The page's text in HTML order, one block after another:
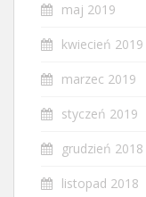
maj 2019
kwiecień 2019
marzec 2019
styczeń 2019
grudzień 2018
listopad 2018